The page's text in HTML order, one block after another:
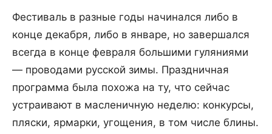
Фестиваль в разные годы начинался либо в
конце декабря, либо в январе, но завершался
всегда в конце февраля большими гуляниями
— проводами русской зимы. Праздничная
программа была похожа на ту, что сейчас
устраивают в масленичную неделю: конкурсы,
пляски, ярмарки, угощения, в том числе блины.